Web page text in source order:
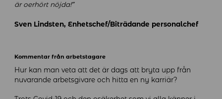
är oerhört nöjda!”
Sven Lindsten, Enhetschef/Biträdande personalchef
Kommentar från arbetstagare
Hur kan man veta att det är dags att bryta upp från
nuvarande arbetsgivare och hitta en ny karriär?